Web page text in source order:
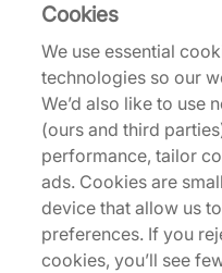
Baskets
Conçue pour les
Reebok a été
joueur de club qui a
tennis performante et
design, la Club C est
rebrandée de la
été rebaptisée Club
simplement réduite à
Cookies
We use essential
technologies so our
We’d also like to use
(ours and third
performance, tailor
ads. Cookies are
device that allow us
preferences. If you
cookies, you’ll see